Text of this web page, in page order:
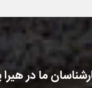
ما در هیرا